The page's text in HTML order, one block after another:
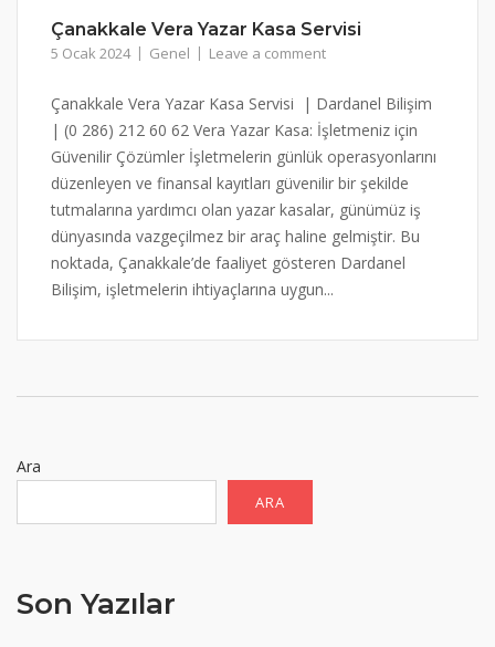
Çanakkale Vera Yazar Kasa Servisi
5 Ocak 2024 Genel Leave a comment
Çanakkale Vera Yazar Kasa Servisi | Dardanel Bilişim
| (0 286) 212 60 62 Vera Yazar Kasa: İşletmeniz için
Güvenilir Çözümler İşletmelerin günlük operasyonlarını
düzenleyen ve finansal kayıtları güvenilir bir şekilde
tutmalarına yardımcı olan yazar kasalar, günümüz iş
dünyasında vazgeçilmez bir araç haline gelmiştir. Bu
noktada, Çanakkale’de faaliyet gösteren Dardanel
Bilişim, işletmelerin ihtiyaçlarına uygun...
Ara
ARA
Son Yazılar